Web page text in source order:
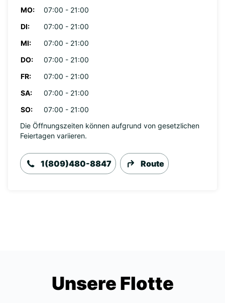
MO:
07:00 - 21:00
DI:
07:00 - 21:00
MI:
07:00 - 21:00
DO:
07:00 - 21:00
FR:
07:00 - 21:00
SA:
07:00 - 21:00
SO:
07:00 - 21:00
Die Öffnungszeiten können aufgrund von gesetzlichen
Feiertagen variieren.
1(809)480-8847 Route
Unsere Flotte